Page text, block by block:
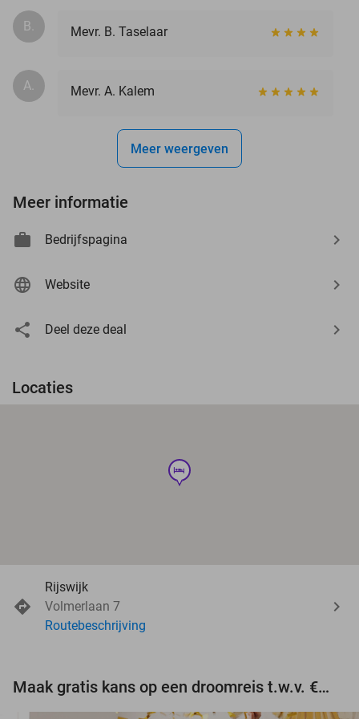
B. Mevr. B. Taselaar
A. Mevr. A. Kalem
Meer weergeven
Meer informatie
Bedrijfspagina
Website
Deel deze deal
Locaties
hotel
Rijswijk
Volmerlaan 7
Routebeschrijving
Maak gratis kans op een droomreis t.w.v. €3.000!